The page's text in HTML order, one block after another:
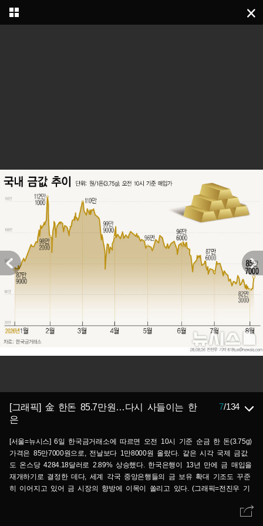
[그래픽] 金 한돈 85.7만원…다시 사들이는 한
은
7/134
[서울=뉴시스] 6일 한국금거래소에 따르면 오전 10시 기준 순금 한 돈(3.75g)
가격은 85만7000원으로, 전날보다 1만8000원 올랐다. 같은 시각 국제 금값
도 온스당 4284.18달러로 2.89% 상승했다. 한국은행이 13년 만에 금 매입을
재개하기로 결정한 데다, 세계 각국 중앙은행들의 금 보유 확대 기조도 꾸준
히 이어지고 있어 금 시장의 향방에 이목이 쏠리고 있다. (그래픽=전진우 기